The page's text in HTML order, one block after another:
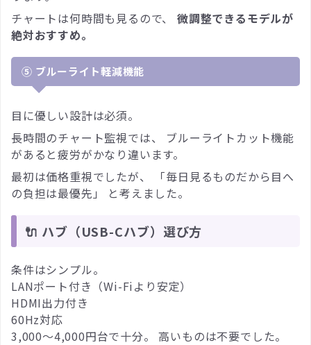
チャートは何時間も見るので、 微調整できるモデルが
絶対おすすめ。
⑤ ブルーライト軽減機能
目に優しい設計は必須。
長時間のチャート監視では、 ブルーライトカット機能
があると疲労がかなり違います。
最初は価格重視でしたが、 「毎日見るものだから目へ
の負担は最優先」 と考えました。
🔌 ハブ（USB-Cハブ）選び方
条件はシンプル。
LANポート付き（Wi-Fiより安定）
HDMI出力付き
60Hz対応
3,000〜4,000円台で十分。 高いものは不要でした。